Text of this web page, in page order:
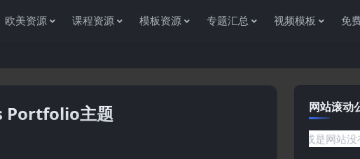
欧美资源 课程资源 模板资源 专题汇总 视频模板 免
Portfolio主题 网站滚动
您访问资源杂货铺获取各种信息资源!如果遇到任何问题或是网站没有你需